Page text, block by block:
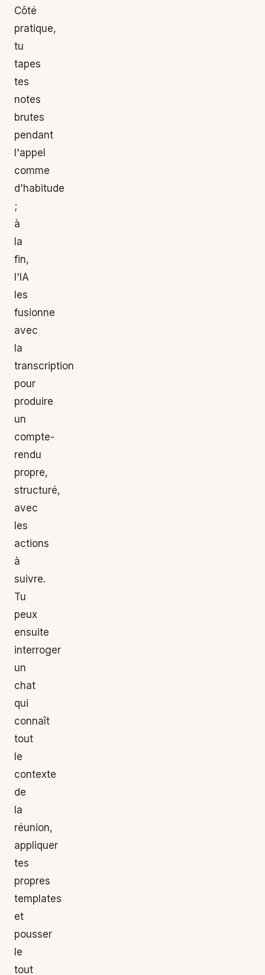
Côté
pratique,
tu
tapes
tes
notes
brutes
pendant
l'appel
comme
d'habitude
;
à
la
fin,
l'IA
les
fusionne
avec
la
transcription
pour
produire
un
compte-
rendu
propre,
structuré,
avec
les
actions
à
suivre.
Tu
peux
ensuite
interroger
un
chat
qui
connaît
tout
le
contexte
de
la
réunion,
appliquer
tes
propres
templates
et
pousser
le
tout